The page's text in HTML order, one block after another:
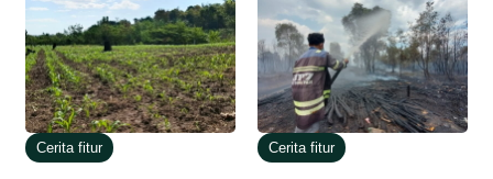
Cerita fitur Cerita fitur